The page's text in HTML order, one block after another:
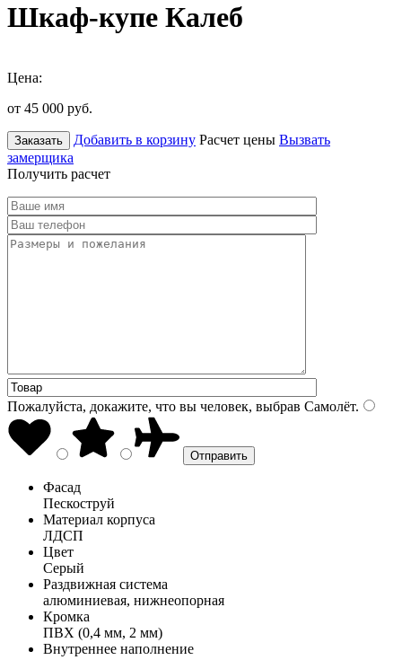
Шкаф-купе Калеб
Цена:
от 45 000 руб.
Заказать Добавить в корзину Расчет цены Вызвать
замерщика
Получить расчет
Пожалуйста, докажите, что вы человек, выбрав Самолёт.
Фасад
Пескоструй
Материал корпуса
ЛДСП
Цвет
Серый
Раздвижная система
алюминиевая, нижнеопорная
Кромка
ПВХ (0,4 мм, 2 мм)
Внутреннее наполнение